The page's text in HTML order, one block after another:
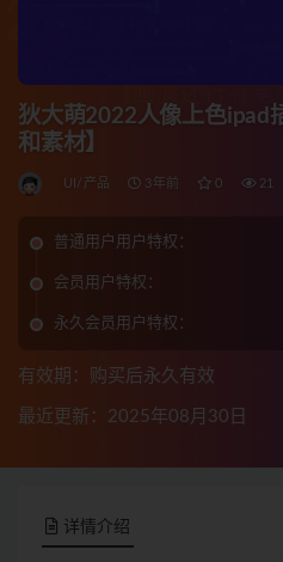
狄大萌2022人像上色ipad
和素材】
UI/产品 3年前 0 21
普通用户用户特权：
会员用户特权：
永久会员用户特权：
有效期：购买后永久有效
最近更新：2025年08月30日
详情介绍